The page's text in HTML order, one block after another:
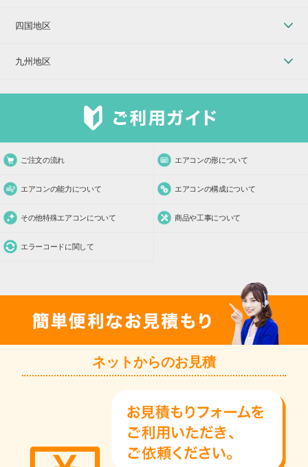
四国地区
九州地区
ご注文の流れ エアコンの形について
エアコンの能力について エアコンの構成について
その他特殊エアコンについて 商品や工事について
エラーコードに関して
ネットからのお見積